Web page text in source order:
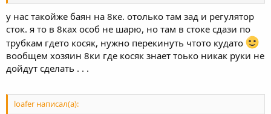
у нас такойже баян на 8ке. отолько там зад и регулятор
сток. я то в 8ках особ не шарю, но там в стоке сдази по
трубкам гдето косяк, нужно перекинуть чтото кудато
вообщем хозяин 8ки где косяк знает тоько никак руки не
дойдут сделать . . .
loafer написал(а):